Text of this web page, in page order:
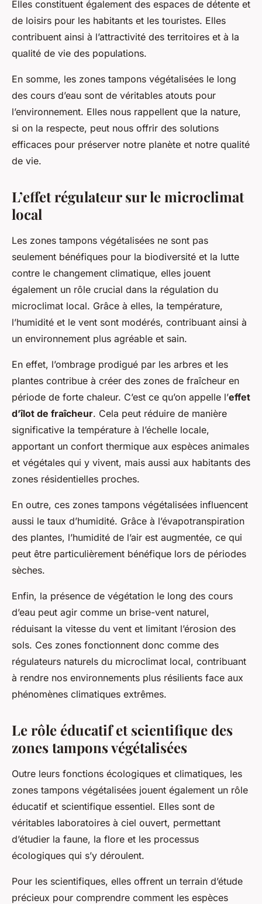
Elles constituent également des espaces de détente et
de loisirs pour les habitants et les touristes. Elles
contribuent ainsi à l’attractivité des territoires et à la
qualité de vie des populations.
En somme, les zones tampons végétalisées le long
des cours d’eau sont de véritables atouts pour
l’environnement. Elles nous rappellent que la nature,
si on la respecte, peut nous offrir des solutions
efficaces pour préserver notre planète et notre qualité
de vie.
L’effet régulateur sur le microclimat
local
Les zones tampons végétalisées ne sont pas
seulement bénéfiques pour la biodiversité et la lutte
contre le changement climatique, elles jouent
également un rôle crucial dans la régulation du
microclimat local. Grâce à elles, la température,
l’humidité et le vent sont modérés, contribuant ainsi à
un environnement plus agréable et sain.
En effet, l’ombrage prodigué par les arbres et les
plantes contribue à créer des zones de fraîcheur en
période de forte chaleur. C’est ce qu’on appelle l’effet
d’îlot de fraîcheur. Cela peut réduire de manière
significative la température à l’échelle locale,
apportant un confort thermique aux espèces animales
et végétales qui y vivent, mais aussi aux habitants des
zones résidentielles proches.
En outre, ces zones tampons végétalisées influencent
aussi le taux d’humidité. Grâce à l’évapotranspiration
des plantes, l’humidité de l’air est augmentée, ce qui
peut être particulièrement bénéfique lors de périodes
sèches.
Enfin, la présence de végétation le long des cours
d’eau peut agir comme un brise-vent naturel,
réduisant la vitesse du vent et limitant l’érosion des
sols. Ces zones fonctionnent donc comme des
régulateurs naturels du microclimat local, contribuant
à rendre nos environnements plus résilients face aux
phénomènes climatiques extrêmes.
Le rôle éducatif et scientifique des
zones tampons végétalisées
Outre leurs fonctions écologiques et climatiques, les
zones tampons végétalisées jouent également un rôle
éducatif et scientifique essentiel. Elles sont de
véritables laboratoires à ciel ouvert, permettant
d’étudier la faune, la flore et les processus
écologiques qui s’y déroulent.
Pour les scientifiques, elles offrent un terrain d’étude
précieux pour comprendre comment les espèces